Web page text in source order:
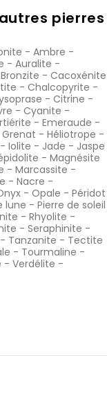
pierres
- Ambre -
- Auralite -
Bronzite - Cacoxénite
- Chalcopyrite -
- Citrine -
- Cyanite -
- Emeraude -
Grenat - Héliotrope -
- Iolite - Jade - Jaspe
- Magnésite
- Marcassite -
- Nacre -
- Opale - Péridot
lune - Pierre de soleil
- Rhyolite -
- Seraphinite -
- Tanzanite - Tectite
- Tourmaline -
- Verdélite -